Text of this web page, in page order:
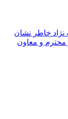
خاطر نشان
و معاون